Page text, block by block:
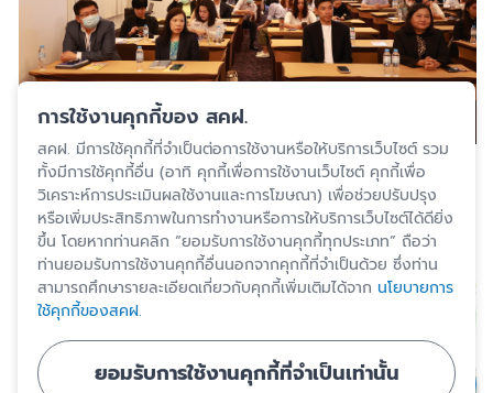
การใช้งานคุกกี้ของ สคฝ.
สคฝ. มีการใช้คุกกี้ที่จำเป็นต่อการใช้งานหรือให้บริการเว็บไซต์ รวม
ทั้งมีการใช้คุกกี้อื่น (อาทิ คุกกี้เพื่อการใช้งานเว็บไซต์ คุกกี้เพื่อ
วิเคราะห์การประเมินผลใช้งานและการโฆษณา) เพื่อช่วยปรับปรุง
หรือเพิ่มประสิทธิภาพในการทำงานหรือการให้บริการเว็บไซต์ได้ดียิ่ง
ขึ้น โดยหากท่านคลิก “ยอมรับการใช้งานคุกกี้ทุกประเภท” ถือว่า
ท่านยอมรับการใช้งานคุกกี้อื่นนอกจากคุกกี้ที่จำเป็นด้วย ซึ่งท่าน
สามารถศึกษารายละเอียดเกี่ยวกับคุกกี้เพิ่มเติมได้จาก นโยบายการ
ใช้คุกกี้ของสคฝ.
ยอมรับการใช้งานคุกกี้ที่จำเป็นเท่านั้น